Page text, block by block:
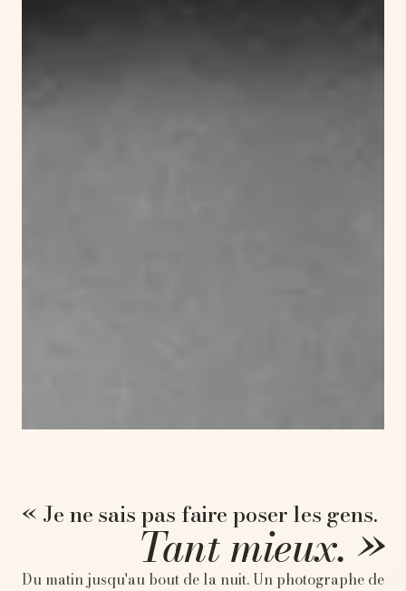
« Je ne sais pas faire poser les gens.
Tant mieux. »
Du matin jusqu'au bout de la nuit. Un photographe de